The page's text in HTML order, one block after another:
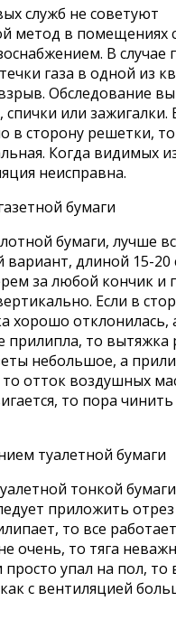
служб не советуют
метод в помещениях
В случае
газа в одной из
Обследование
или зажигалки.
в сторону решетки, то
Когда видимых
неисправна.
бумаги
бумаги, лучше
вариант, длиной 15-20
за любой кончик и
Если в
хорошо отклонилась,
прилипла, то вытяжка
небольшое, а
отток воздушных
то пора чинить
туалетной бумаги
тонкой
приложить отрез
то все работает
очень, то тяга
просто упал на пол,
с вентиляцией